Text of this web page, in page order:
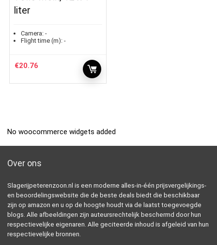
liter
Camera: -
Flight time (m): -
€20.76
No woocommerce widgets added
Over ons
Slagerijpeterenzoon.nl is een moderne alles-in-één prijsvergelijkings-
en beoordelingswebsite die de beste deals biedt die beschikbaar
zijn op amazon en u op de hoogte houdt via de laatst toegevoegde
blogs. Alle afbeeldingen zijn auteursrechtelijk beschermd door hun
respectievelijke eigenaren. Alle geciteerde inhoud is afgeleid van hun
respectievelijke bronnen.